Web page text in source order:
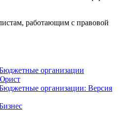
работающим с правовой
организации
организации: Версия